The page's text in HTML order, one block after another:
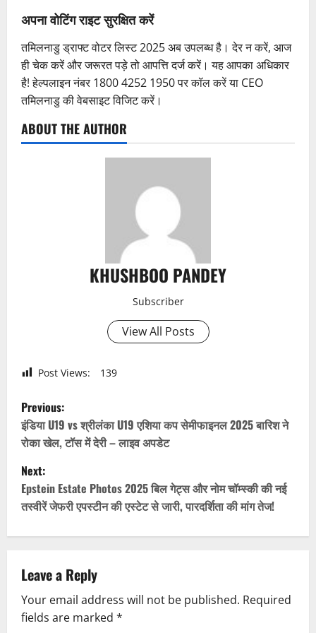
अपना वोटिंग राइट सुरक्षित करें
तमिलनाडु ड्राफ्ट वोटर लिस्ट 2025 अब उपलब्ध है। देर न करें, आज
ही चेक करें और जरूरत पड़े तो आपत्ति दर्ज करें। यह आपका अधिकार
है! हेल्पलाइन नंबर 1800 4252 1950 पर कॉल करें या CEO
तमिलनाडु की वेबसाइट विजिट करें।
ABOUT THE AUTHOR
KHUSHBOO PANDEY
Subscriber
View All Posts
Post Views: 139
P
o
s
t
n
v
i
Previous:
इंडिया U19 vs श्रीलंका U19 एशिया कप सेमीफाइनल 2025 बारिश ने
रोका खेल, टॉस में देरी – लाइव अपडेट
Next:
Epstein Estate Photos 2025 बिल गेट्स और नोम चॉम्स्की की नई
तस्वीरें जेफरी एपस्टीन की एस्टेट से जारी, पारदर्शिता की मांग तेज!
Leave a Reply
Your email address will not be published. Required
fields are marked *